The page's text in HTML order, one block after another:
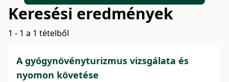
Keresési eredmények
1 - 1 a 1 tételből
A gyógynövényturizmus vizsgálata és
nyomon követése